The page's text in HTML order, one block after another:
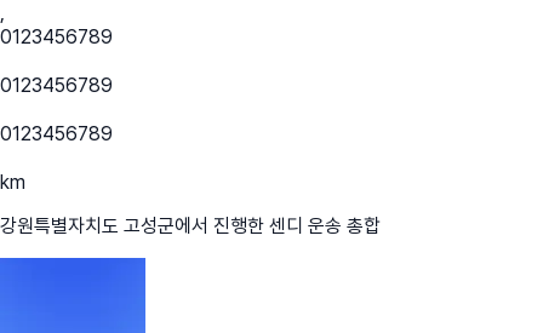
,
0123456789
0123456789
0123456789
km
강원특별자치도 고성군에서 진행한 센디 운송 총합